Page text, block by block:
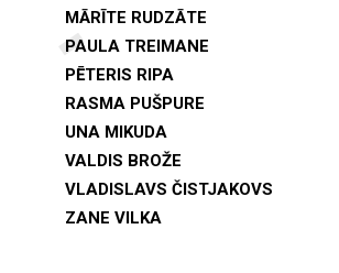
MĀRĪTE RUDZĀTE
PAULA TREIMANE
PĒTERIS RIPA
RASMA PUŠPURE
UNA MIKUDA
VALDIS BROŽE
VLADISLAVS ČISTJAKOVS
ZANE VILKA